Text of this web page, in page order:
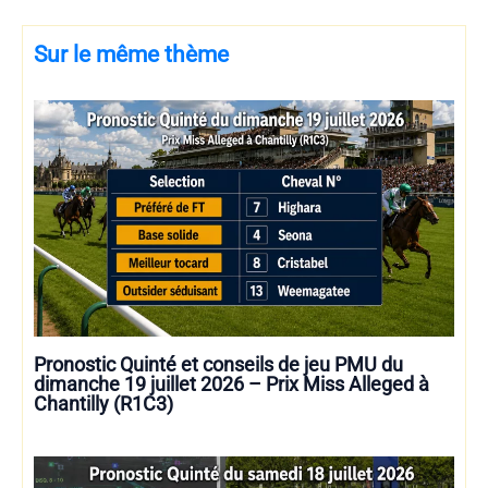
Sur le même thème
Pronostic Quinté et conseils de jeu PMU du
dimanche 19 juillet 2026 – Prix Miss Alleged à
Chantilly (R1C3)